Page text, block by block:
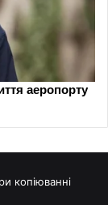
копіюванні